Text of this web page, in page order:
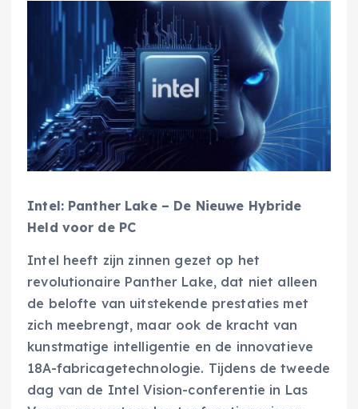
Intel: Panther Lake – De Nieuwe Hybride
Held voor de PC
Intel heeft zijn zinnen gezet op het
revolutionaire Panther Lake, dat niet alleen
de belofte van uitstekende prestaties met
zich meebrengt, maar ook de kracht van
kunstmatige intelligentie en de innovatieve
18A-fabricagetechnologie. Tijdens de tweede
dag van de Intel Vision-conferentie in Las